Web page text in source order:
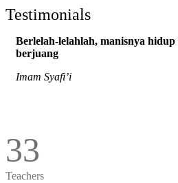
Testimonials
Berlelah-lelahlah, manisnya hidup
berjuang
Imam Syafi’i
33
Teachers